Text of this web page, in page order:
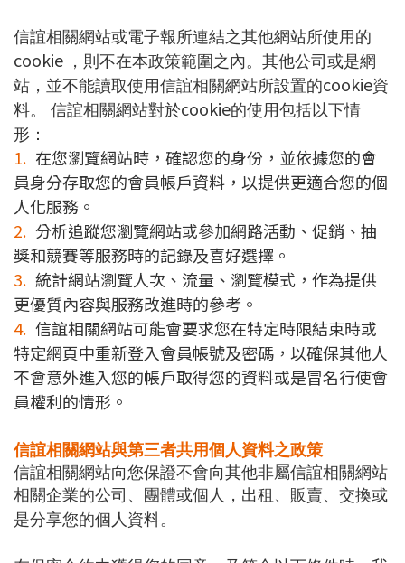
信誼相關網站或電子報所連結之其他網站所使用的
cookie ，則不在本政策範圍之內。其他公司或是網
站，並不能讀取使用信誼相關網站所設置的cookie資
料。 信誼相關網站對於cookie的使用包括以下情
形：
1. 在您瀏覽網站時，確認您的身份，並依據您的會
員身分存取您的會員帳戶資料，以提供更適合您的個
人化服務。
2. 分析追蹤您瀏覽網站或參加網路活動、促銷、抽
獎和競賽等服務時的記錄及喜好選擇。
3. 統計網站瀏覽人次、流量、瀏覽模式，作為提供
更優質內容與服務改進時的參考。
4. 信誼相關網站可能會要求您在特定時限結束時或
特定網頁中重新登入會員帳號及密碼，以確保其他人
不會意外進入您的帳戶取得您的資料或是冒名行使會
員權利的情形。
信誼相關網站與第三者共用個人資料之政策
信誼相關網站向您保證不會向其他非屬信誼相關網站
相關企業的公司、團體或個人，出租、販賣、交換或
是分享您的個人資料。